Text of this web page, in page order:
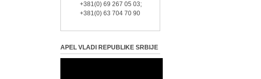
+381(0) 69 267 05 03;
+381(0) 63 704 70 90
APEL VLADI REPUBLIKE SRBIJE